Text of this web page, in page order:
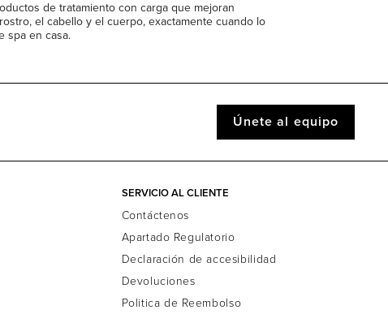
de tratamiento con carga que mejoran
el cabello y el cuerpo, exactamente cuando lo
spa en casa.
Únete al equipo
SERVICIO AL CLIENTE
Contáctenos
Apartado Regulatorio
Declaración de accesibilidad
Devoluciones
Politica de Reembolso